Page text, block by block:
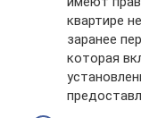
квартире
заранее
которая